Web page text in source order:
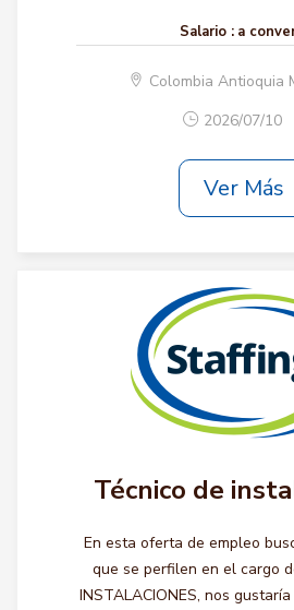
Salario : a
Colombia Antioquia
2026/07/10
Ver Más
Técnico de
En esta oferta de empleo
que se perfilen en el cargo
INSTALACIONES, nos